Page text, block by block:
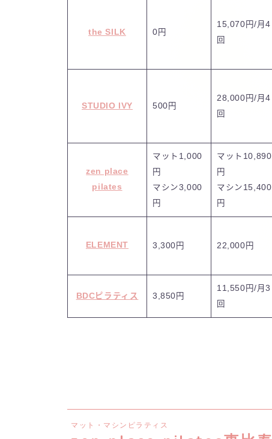
the SILK 0円
15,070円/月4
回
STUDIO IVY 500円
28,000円/月4
回
zen place
pilates
マット1,000
円
マシン3,000
円
マット10,890
円
マシン15,400
円
ELEMENT 3,300円 22,000円
BDCピラティス 3,850円
11,550円/月3
回
マット・マシンピラティス